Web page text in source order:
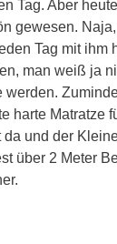
Tag. Aber
gewesen.
Tag mit ihm
man weiß ja
werden.
harte Matratze
und der
über 2 Meter